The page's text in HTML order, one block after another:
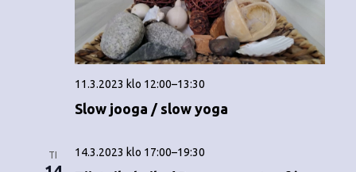
Slow jooga / slow yoga
11.3.2023 klo 12:00–13:30
TI 14.3.2023 klo 17:00–19:30